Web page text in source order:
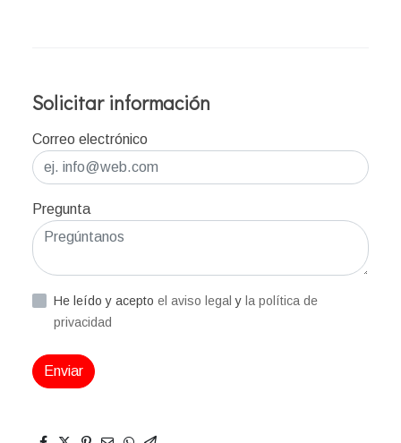
Solicitar información
Correo electrónico
Pregunta
He leído y acepto el aviso legaly la política de
privacidad
Enviar